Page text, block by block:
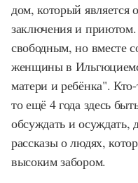
дом, который является
заключения и
свободным, но вместе
женщины в
матери и ребёнка".
то ещё 4 года здесь
обсуждать и осуждать,
рассказы о людях,
высоким забором.